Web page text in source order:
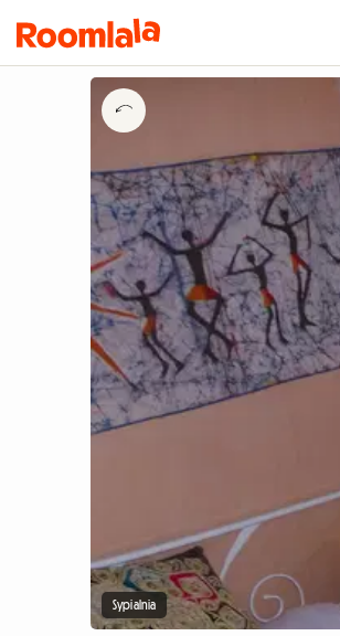
Sypialnia